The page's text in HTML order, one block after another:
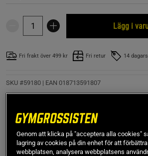
Lägg i
Fri frakt över 499 kr Fri retur 14
SKU #59180 | EAN 018713591807
Genom att klicka på "acceptera alla cookies"
lagring av cookies på din enhet för att
webbplatsen, analysera webbplatsens